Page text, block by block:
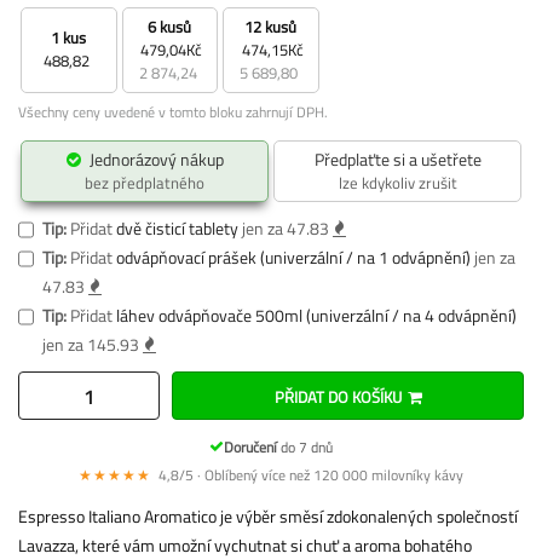
1 kus
488,82
6 kusů
479,04Kč
2 874,24
12 kusů
474,15Kč
5 689,80
Všechny ceny uvedené v tomto bloku zahrnují DPH.
Jednorázový nákup
bez předplatného
Předplaťte si a ušetřete
lze kdykoliv zrušit
Tip:Přidatdvě čisticí tabletyjen za 47.83
Tip:Přidatodvápňovací prášek (univerzální / na 1 odvápnění) jen za
47.83
Tip:Přidatláhev odvápňovače 500ml (univerzální / na 4 odvápnění)
jen za 145.93
PŘIDAT DO KOŠÍKU
Doručenído 7 dnů
★★★★★ 4,8/5 · Oblíbený více než 120 000 milovníky kávy
Espresso Italiano Aromatico je výběr směsí zdokonalených společností
Lavazza, které vám umožní vychutnat si chuť a aroma bohatého